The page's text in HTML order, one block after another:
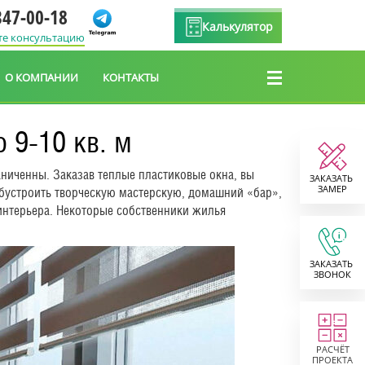
00-18
консультацию
Калькулятор
О КОМПАНИИ КОНТАКТЫ
9-10 кв. м
Заказав теплые пластиковые окна, вы
творческую мастерскую, домашний «бар»,
Некоторые собственники жилья
ЗАКАЗАТЬ
ЗАМЕР
ЗАКАЗАТЬ
ЗВОНОК
РАСЧЁТ
ПРОЕКТА